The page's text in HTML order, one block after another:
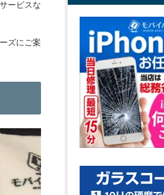
ービスな
ズにご案